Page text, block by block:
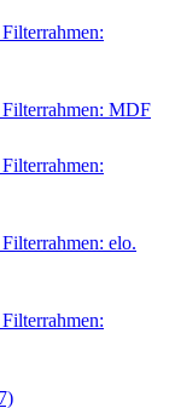
MDF
elo.